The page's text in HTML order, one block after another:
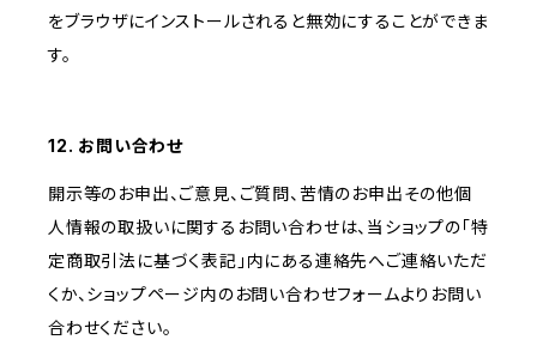
をブラウザにインストールされると無効にすることができま
す。
12. お問い合わせ
開示等のお申出、ご意見、ご質問、苦情のお申出その他個
人情報の取扱いに関するお問い合わせは、当ショップの「特
定商取引法に基づく表記」内にある連絡先へご連絡いただ
くか、ショップページ内のお問い合わせフォームよりお問い
合わせください。